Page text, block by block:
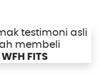
testimoni asli
membeli
FITS